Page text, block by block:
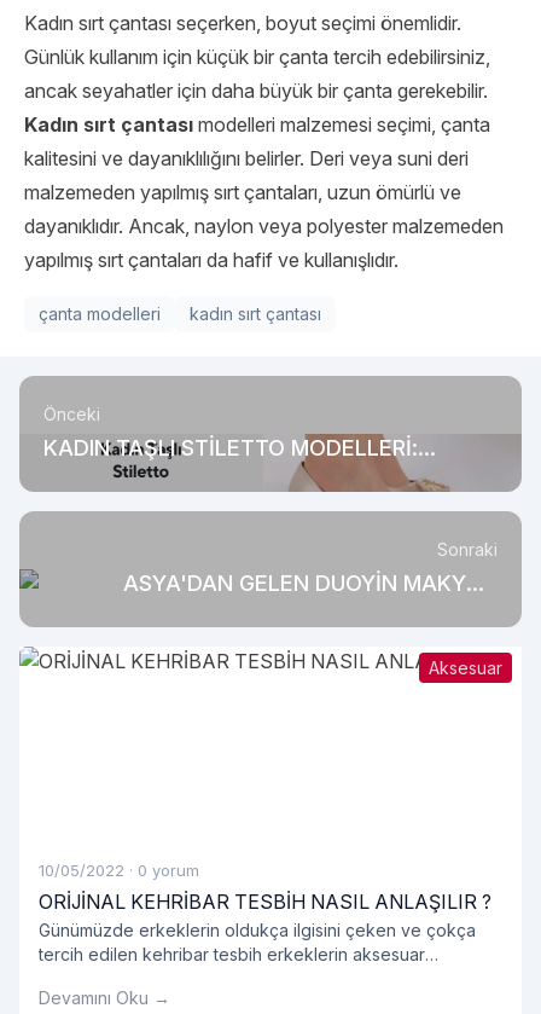
Kadın sırt çantası seçerken, boyut seçimi önemlidir.
Günlük kullanım için küçük bir çanta tercih edebilirsiniz,
ancak seyahatler için daha büyük bir çanta gerekebilir.
Kadın sırt çantası modelleri malzemesi seçimi, çanta
kalitesini ve dayanıklılığını belirler. Deri veya suni deri
malzemeden yapılmış sırt çantaları, uzun ömürlü ve
dayanıklıdır. Ancak, naylon veya polyester malzemeden
yapılmış sırt çantaları da hafif ve kullanışlıdır.
çanta modelleri kadın sırt çantası
Önceki
KADIN TAŞLI STİLETTO MODELLERİ:
MODANIN GÖZDESİ
Sonraki
ASYA'DAN GELEN DUOYİN MAKYAJI
Aksesuar
10/05/2022 · 0 yorum
ORİJİNAL KEHRİBAR TESBİH NASIL ANLAŞILIR ?
Günümüzde erkeklerin oldukça ilgisini çeken ve çokça
tercih edilen kehribar tesbih erkeklerin aksesuar
Genellikle hediyelik olarak alınan kehribar tesbih
Devamını Oku →